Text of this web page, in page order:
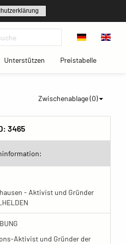
Unterstützen(current)Preistabelle(current)
Zwischenablage (0)
3465
- Aktivist und Gründer
Aktivist und Gründer der